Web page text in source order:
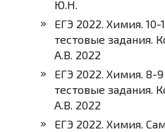
Ю.Н.
ЕГЭ 2022. Химия. 10-
тестовые задания.
А.В. 2022
ЕГЭ 2022. Химия. 8-
тестовые задания.
А.В. 2022
ЕГЭ 2022. Химия.